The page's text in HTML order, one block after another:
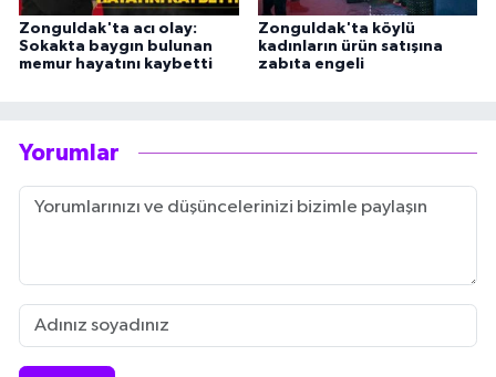
Zonguldak'ta acı olay:
Sokakta baygın bulunan
memur hayatını kaybetti
Zonguldak'ta köylü
kadınların ürün satışına
zabıta engeli
Yorumlar